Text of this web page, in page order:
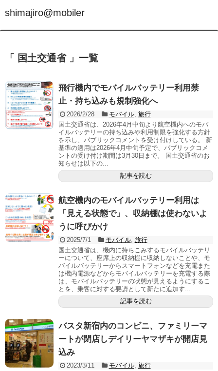
shimajiro@mobiler
「 国土交通省 」一覧
飛行機内でモバイルバッテリー利用禁
止・持ち込みも規制強化へ
2026/2/28 モバイル, 旅行
国土交通省は、2026年4月中旬より航空機内へのモバ
イルバッテリーの持ち込みや利用制限を強化する方針
を示し、パブリックコメントを受け付けしている。 新
基準の適用は2026年4月中旬予定で、パブリックコメ
ントの受け付け期間は3月30日まで。 国土交通省のお
知らせは以下の...
記事を読む
航空機内のモバイルバッテリー利用は
「見える状態で」、収納棚は使わないよ
うに呼びかけ
2025/7/1 モバイル, 旅行
国土交通省は、機内に持ちこみするモバイルバッテリ
ーについて、座席上の収納棚に収納しないことや、モ
バイルバッテリーからスマートフォンなどを充電また
は機内電源などからモバイルバッテリーを充電する際
は、モバイルバッテリーの状態が見えるようにするこ
とを、乗客に対する要請として新たに追加す...
記事を読む
バスタ新宿内のコンビニ、ファミリーマ
ートが閉店しデイリーヤマザキが開店見
込み
2023/3/11 モバイル, 旅行